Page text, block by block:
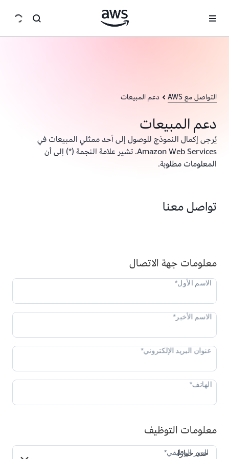
التواصل مع AWS دعم المبيعات
دعم المبيعات
يُرجى إكمال النموذج للوصول إلى أحد ممثلي المبيعات في
Amazon Web Services. تشير علامة النجمة (*) إلى أن
المعلومات مطلوبة.
تواصل معنا
معلومات جهة الاتصال
معلومات التوظيف
الدور الوظيفي*
حدد خيارًا